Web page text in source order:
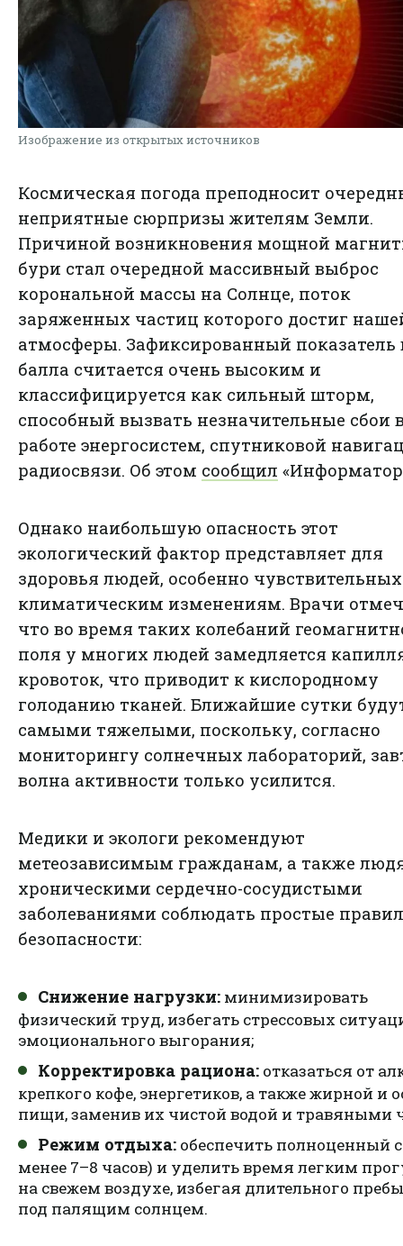
Изображение из открытых источников
Космическая погода преподносит
неприятные сюрпризы жителям Земли.
Причиной возникновения мощной
бури стал очередной массивный выброс
корональной массы на Солнце, поток
заряженных частиц которого достиг
атмосферы. Зафиксированный показатель
балла считается очень высоким и
классифицируется как сильный шторм,
способный вызвать незначительные сбои
работе энергосистем, спутниковой
радиосвязи. Об этом сообщил
Однако наибольшую опасность этот
экологический фактор представляет для
здоровья людей, особенно
климатическим изменениям. Врачи
что во время таких колебаний
поля у многих людей замедляется
кровоток, что приводит к кислородному
голоданию тканей. Ближайшие сутки
самыми тяжелыми, поскольку, согласно
мониторингу солнечных лабораторий,
волна активности только усилится.
Медики и экологи рекомендуют
метеозависимым гражданам, а также
хроническими сердечно-сосудистыми
заболеваниями соблюдать простые
безопасности:
Снижение нагрузки: минимизировать
физический труд, избегать стрессовых
эмоционального выгорания;
Корректировка рациона: отказаться от
крепкого кофе, энергетиков, а также жирной и
пищи, заменив их чистой водой и травяными
Режим отдыха: обеспечить полноценный
менее 7–8 часов) и уделить время легким
на свежем воздухе, избегая длительного
под палящим солнцем.